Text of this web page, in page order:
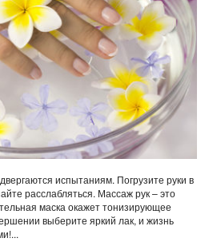
испытаниям. Погрузите руки в
расслабляться. Массаж рук – это
маска окажет тонизирующее
выберите яркий лак, и жизнь